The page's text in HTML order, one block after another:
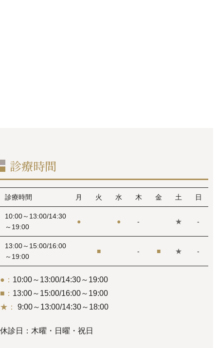
診療時間
診療時間 月 火 水 木 金 土 日
10:00～13:00/14:30
～19:00
● ● - ★ -
13:00～15:00/16:00
～19:00
■ - ■ ★ -
●： 10:00～13:00/14:30～19:00
■： 13:00～15:00/16:00～19:00
★： 9:00～13:00/14:30～18:00
休診日：木曜・日曜・祝日